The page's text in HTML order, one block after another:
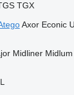
TGX
Axor Econic
Midliner Midlum